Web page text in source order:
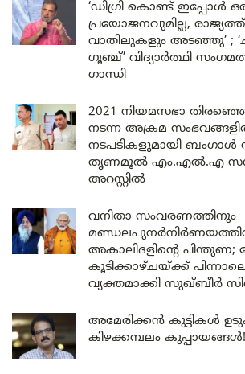
‘ഡിഗ്രി കൊണ്ട് ഇപ്പോൾ
പ്രയോജനവുമില്ല,
വാതിലുകളും അടഞ്ഞു’ ;
ഗൂഞ്ച്’ വിദ്യാർത്ഥി
ഗാന്ധി
2021 നിയമസഭാ
നടന്ന അക്രമ
നടപടികളുമായി
തൃണമൂൽ എം.എൽ.എ
അറസ്റ്റിൽ
വനിതാ സംവരണത്തിനും
അകാലിദളിന്റെ
കൂടിക്കാഴ്ചയ്ക്ക്
വ്യക്തമാക്കി സുഖ്ബീർ
അമേരിക്കൻ കുട്ടികൾ
കിഴക്കമ്പലം